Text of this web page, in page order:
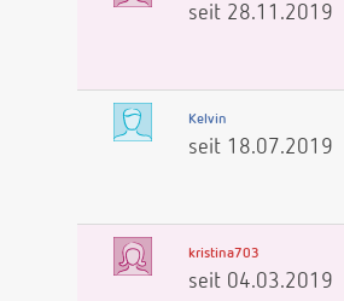
seit 28.11.2019
Kelvin
seit 18.07.2019
kristina703
seit 04.03.2019